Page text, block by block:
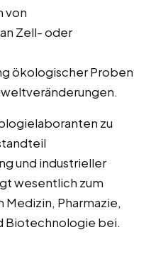
von
Zell- oder
ökologischer Proben
zu
und industrieller
wesentlich zum
Pharmazie,
Biotechnologie bei.